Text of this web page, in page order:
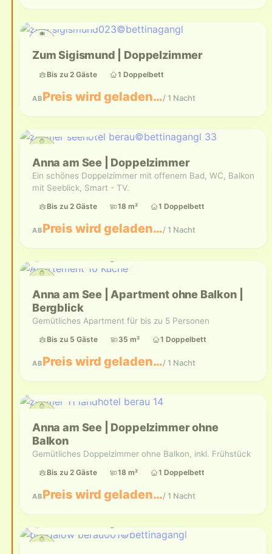
Zum Sigismund | Doppelzimmer
Bis zu 2 Gäste 1 Doppelbett
ABPreis wird geladen…/ 1 Nacht
Anna am See | Doppelzimmer
Ein schönes Doppelzimmer mit offenem Bad, WC, Balkon
mit Seeblick, Smart - TV.
Bis zu 2 Gäste 18 m² 1 Doppelbett
ABPreis wird geladen…/ 1 Nacht
Anna am See | Apartment ohne Balkon |
Bergblick
Gemütliches Apartment für bis zu 5 Personen
Bis zu 5 Gäste 35 m² 1 Doppelbett
ABPreis wird geladen…/ 1 Nacht
Anna am See | Doppelzimmer ohne
Balkon
Gemütliches Doppelzimmer ohne Balkon, inkl. Frühstück
Bis zu 2 Gäste 18 m² 1 Doppelbett
ABPreis wird geladen…/ 1 Nacht